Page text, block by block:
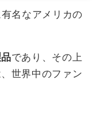
名なアメリカの
であり、その上
世界中のファン